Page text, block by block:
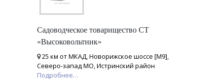
Садоводческое товарищество СТ
«Высоковольтник»
25 км от МКАД, Новорижское шоссе [М9],
Северо-запад МО, Истринский район
Подробнее…